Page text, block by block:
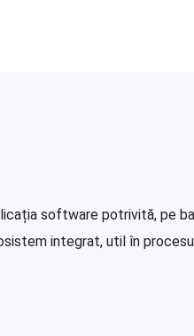
software potrivită, pe
integrat, util în